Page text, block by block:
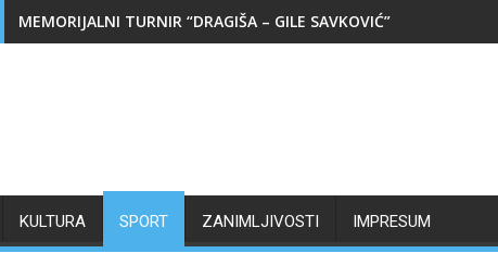
MEMORIJALNI TURNIR “DRAGIŠA – GILE SAVKOVIĆ”
KULTURA SPORT ZANIMLJIVOSTI IMPRESUM